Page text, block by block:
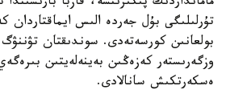
تۇرلىلىگى بۇل جەردە الىس ايماقتاردان
بولعانىن كورسەتەدى. سوندىقتان
وزگەرىستەر كەزەڭىن بەينەلەيتىن
ەسكەرتكىش سانالادى.